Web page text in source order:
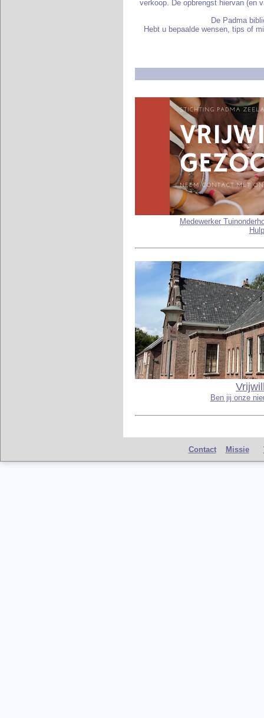
verkoop. De opbrengst hiervan (en
De Padma
Hebt u bepaalde wensen, tips of
Medewerker
Ben jij onze
Contact Missie